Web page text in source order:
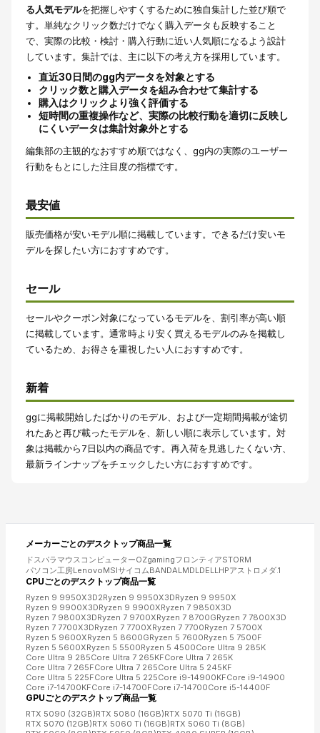
る人気モデルを把握しやすくするために独自集計した並び順で
す。単純なクリック数だけでなく購入データも反映すること
で、実際の比較・検討・購入行動に近い人気順になるよう設計
しています。集計では、主に以下の考え方を採用しています。
直近30日間のgg内データを対象とする
クリック数と購入データを組み合わせて集計する
購入はクリックより強く評価する
短時間の重複操作など、実際の比較行動を適切に反映し
にくいデータは集計対象外とする
編集部の主観的なおすすめ順ではなく、gg内の実際のユーザー
行動をもとにした注目度の指標です。
最安値
販売価格が安いモデル順に掲載しています。できるだけ安いモ
デルを探したい方におすすめです。
セール
セールやクーポン対象になっているモデルを、割引率が高い順
に掲載しています。通常時より安く買えるモデルのみを掲載し
ているため、お得さを重視したい人におすすめです。
新着
ggに掲載開始したばかりのモデル、および一定期間掲載が途切
れたあと再び載ったモデルを、新しい順に表示しています。対
象は掲載から7日以内の商品です。再入荷を見逃したくない方、
最新ラインナップをチェックしたい方におすすめです。
メーカーごとのデスクトップ商品一覧
ドスパラ マウスコンピューターOZgamingフロンティアSTORM
パソコン工房LenovoMSIサイコムBANDAL MDL DELL HPアストロメダ.1
CPUごとのデスクトップ商品一覧
Ryzen 9 9950X3D2Ryzen 9 9950X3DRyzen 9 9950X
Ryzen 9 9900X3DRyzen 9 9900XRyzen 7 9850X3D
Ryzen 7 9800X3DRyzen 7 9700XRyzen 7 8700GRyzen 7 7800X3D
Ryzen 7 7700X3DRyzen 7 7700XRyzen 7 7700Ryzen 7 5700X
Ryzen 5 9600XRyzen 5 8600GRyzen 5 7600Ryzen 5 7500F
Ryzen 5 5600XRyzen 5 5500Ryzen 5 4500Core Ultra 9 285K
Core Ultra 9 285Core Ultra 7 265KFCore Ultra 7 265K
Core Ultra 7 265FCore Ultra 7 265Core Ultra 5 245KF
Core Ultra 5 225FCore Ultra 5 225Core i9-14900KFCore i9-14900
Core i7-14700KFCore i7-14700FCore i7-14700Core i5-14400F
GPUごとのデスクトップ商品一覧
RTX 5090 (32GB)RTX 5080 (16GB)RTX 5070 Ti (16GB)
RTX 5070 (12GB)RTX 5060 Ti (16GB)RTX 5060 Ti (8GB)